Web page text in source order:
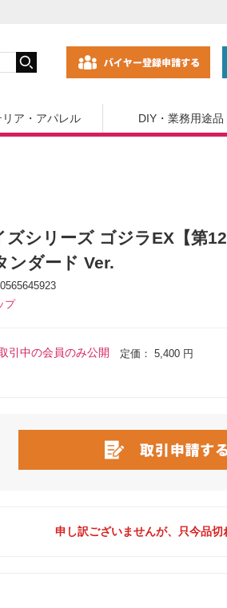
リア・アパレル DIY・業務用途品
ズシリーズ ゴジラEX【第
ンダード Ver.
プ
引中の会員のみ公開 定価： 5,400 円
申し訳ございませんが、只今品切